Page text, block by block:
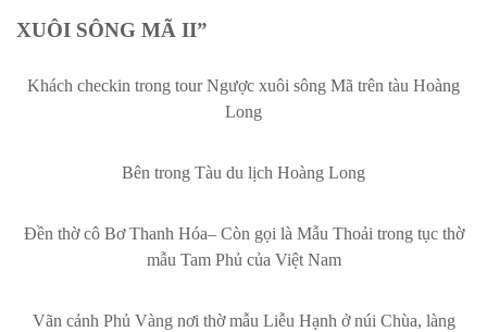
XUÔI SÔNG MÃ II”
Khách checkin trong tour Ngược xuôi sông Mã trên tàu Hoàng
Long
Bên trong Tàu du lịch Hoàng Long
Đền thờ cô Bơ Thanh Hóa– Còn gọi là Mẫu Thoải trong tục thờ
mẫu Tam Phủ của Việt Nam
Vãn cảnh Phủ Vàng nơi thờ mẫu Liễu Hạnh ở núi Chùa, làng